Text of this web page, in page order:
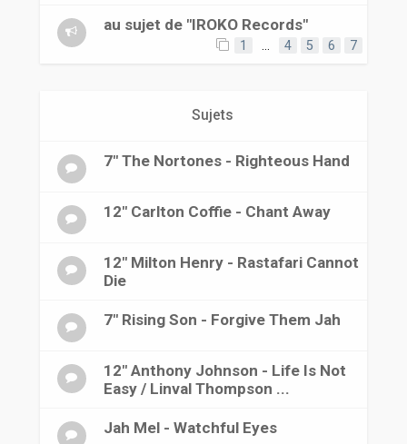
au sujet de "IROKO Records"
1 4 5 6 7
Sujets
7" The Nortones - Righteous Hand
12" Carlton Coffie - Chant Away
12" Milton Henry - Rastafari Cannot
Die
7" Rising Son - Forgive Them Jah
12" Anthony Johnson - Life Is Not
Easy / Linval Thompson ...
Jah Mel - Watchful Eyes